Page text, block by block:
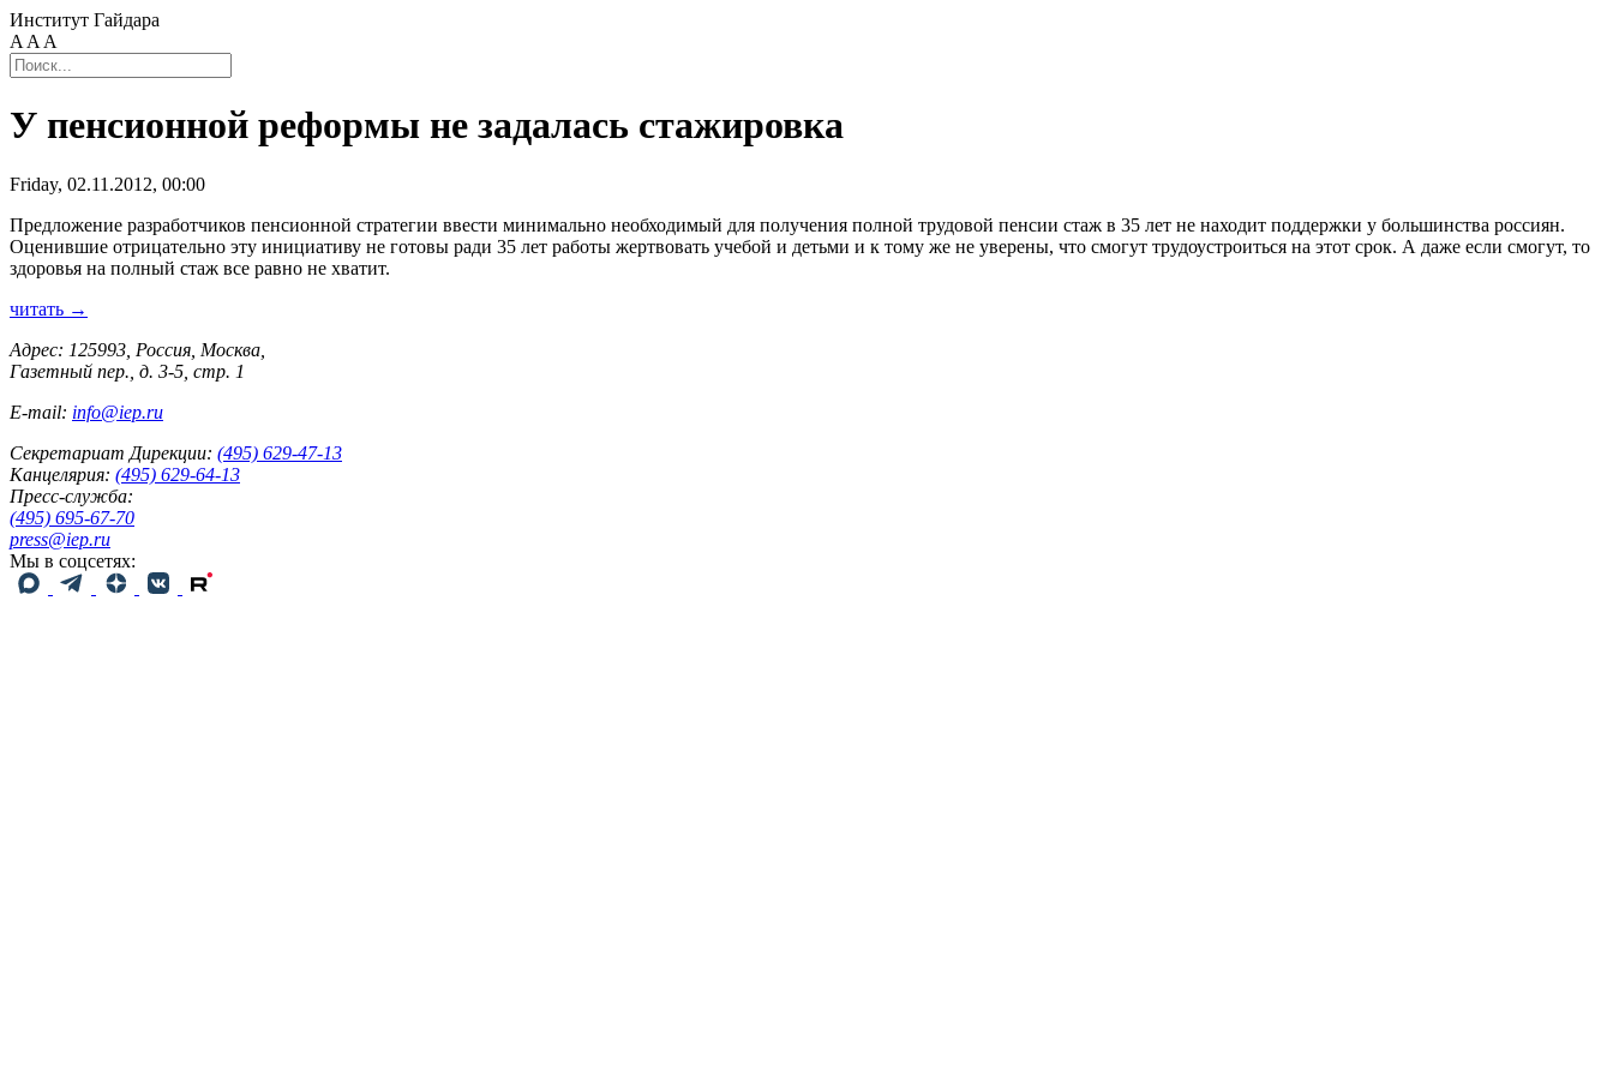
Институт Гайдара
A A A
У пенсионной реформы не задалась стажировка
Friday, 02.11.2012, 00:00
Предложение разработчиков пенсионной стратегии ввести минимально необходимый для получения полной трудовой пенсии стаж в 35 лет не находит поддержки у большинства россиян.
Оценившие отрицательно эту инициативу не готовы ради 35 лет работы жертвовать учебой и детьми и к тому же не уверены, что смогут трудоустроиться на этот срок. А даже если смогут, то
здоровья на полный стаж все равно не хватит.
читать →
Адрес: 125993, Россия, Москва,
Газетный пер., д. 3-5, стр. 1
E-mail: info@iep.ru
Секретариат Дирекции: (495) 629-47-13
Канцелярия: (495) 629-64-13
Пресс-служба:
(495) 695-67-70
press@iep.ru
Мы в соцсетях: